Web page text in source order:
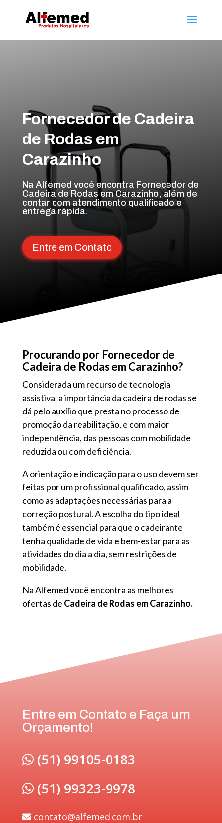
Fornecedor de Cadeira
de Rodas em
Carazinho
Na Alfemed você encontra Fornecedor de
Cadeira de Rodas em Carazinho, além de
contar com atendimento qualificado e
entrega rápida.
Entre em Contato
Procurando por Fornecedor de
Cadeira de Rodas em Carazinho?
Considerada um recurso de tecnologia
assistiva, a importância da cadeira de rodas se
dá pelo auxílio que presta no processo de
promoção da reabilitação, e com maior
independência, das pessoas com mobilidade
reduzida ou com deficiência.
A orientação e indicação para o uso devem ser
feitas por um profissional qualificado, assim
como as adaptações necessárias para a
correção postural. A escolha do tipo ideal
também é essencial para que o cadeirante
tenha qualidade de vida e bem-estar para as
atividades do dia a dia, sem restrições de
mobilidade.
Na Alfemed você encontra as melhores
ofertas de Cadeira de Rodas em Carazinho.
Entre em Contato e Faça um
Orçamento!
(51) 99105-0183
(51) 99323-9978
contato@alfemed.com.br